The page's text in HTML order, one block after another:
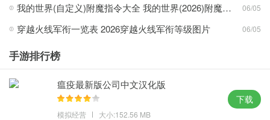
游戏具有极强的战斗感，让玩家在其中体验到极其刺激的游戏感。
在游戏中，你可以找到各种各样的游戏角色，每个角色都有不同的
技能。
玩家可以通过游戏任务增强角色，提高游戏技能，增强力量。
游戏评论
玩家可以在游戏中不断取得突破，享受愉快的游戏体验。它支持单
我的世界(自定义)附魔指令大全 我的世界(2026)附魔指令代码大全 06/05
穿越火线军衔一览表 2026穿越火线军衔等级图片 06/05
手游排行榜
瘟疫最新版公司中文汉化版
模拟经营 大小:152.56 MB
下载